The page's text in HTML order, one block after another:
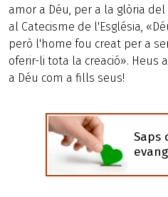
amor a Déu, per a la glòria
al Catecisme de l'Església,
però l'home fou creat per a
oferir-li tota la creació». Heus
a Déu com a fills seus!
Saps